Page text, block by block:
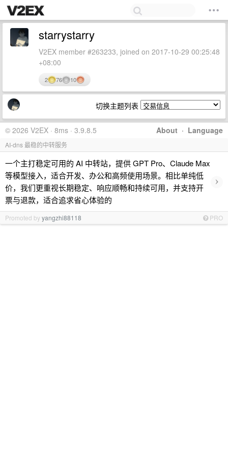
starrystarry
V2EX member #263233, joined on 2017-10-29 00:25:48
+08:00
2 76 10
切换主题列表
About · Language
© 2026 V2EX · 8ms · 3.9.8.5
AI-dns 最稳的中转服务
一个主打稳定可用的 AI 中转站，提供 GPT Pro、Claude Max
等模型接入，适合开发、办公和高频使用场景。相比单纯低
价，我们更重视长期稳定、响应顺畅和持续可用，并支持开
票与退款，适合追求省心体验的
›
Promoted byyangzhi88118 PRO